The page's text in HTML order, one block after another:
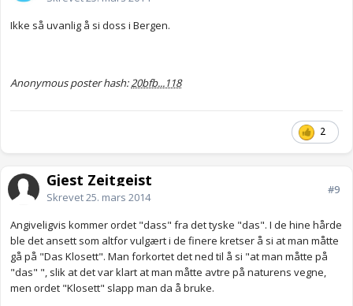
Ikke så uvanlig å si doss i Bergen.
Anonymous poster hash:20bfb...118
2
Gjest Zeitgeist
Skrevet25. mars 2014
#9
Angiveligvis kommer ordet "dass" fra det tyske "das". I de hine hårde
ble det ansett som altfor vulgært i de finere kretser å si at man måtte
gå på "Das Klosett". Man forkortet det ned til å si "at man måtte på
"das" ", slik at det var klart at man måtte avtre på naturens vegne,
men ordet "Klosett" slapp man da å bruke.